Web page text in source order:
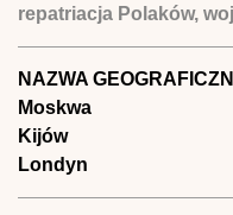
repatriacja Polaków,
NAZWA
Moskwa
Kijów
Londyn